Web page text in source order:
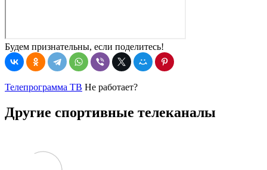
Будем признательны, если поделитесь!
Телепрограмма ТВ Не работает?
Другие спортивные телеканалы